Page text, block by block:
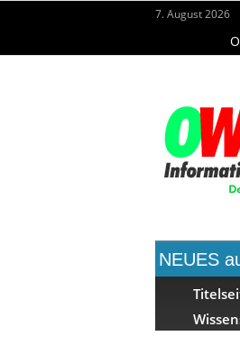
7. August 2026
NEUES